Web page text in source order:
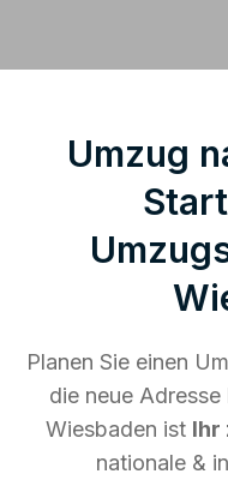
Umzug
Planen Sie einen
die neue
Wiesbaden ist Ihr
nationale &